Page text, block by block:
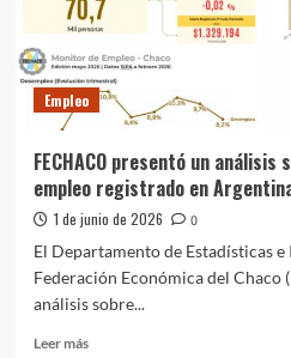
Molino
S.R.L.
Empleo
FECHACO presentó un análisis
empleo registrado en
1 de junio de 2026
0
El Departamento de Estadísticas
Federación Económica del Chaco
análisis sobre...
Leer másLeer